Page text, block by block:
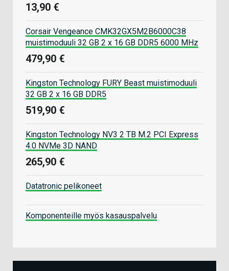
13,90 €
Corsair Vengeance CMK32GX5M2B6000C38
muistimoduuli 32 GB 2 x 16 GB DDR5 6000 MHz
479,90 €
Kingston Technology FURY Beast muistimoduuli
32 GB 2 x 16 GB DDR5
519,90 €
Kingston Technology NV3 2 TB M.2 PCI Express
4.0 NVMe 3D NAND
265,90 €
Datatronic pelikoneet
Komponenteille myös kasauspalvelu